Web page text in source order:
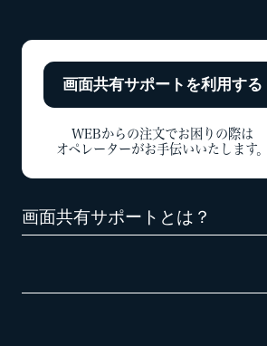
画面共有サポートを利用する
WEBからの注文でお困りの際は
オペレーターがお手伝いいたします。
画面共有サポートとは？